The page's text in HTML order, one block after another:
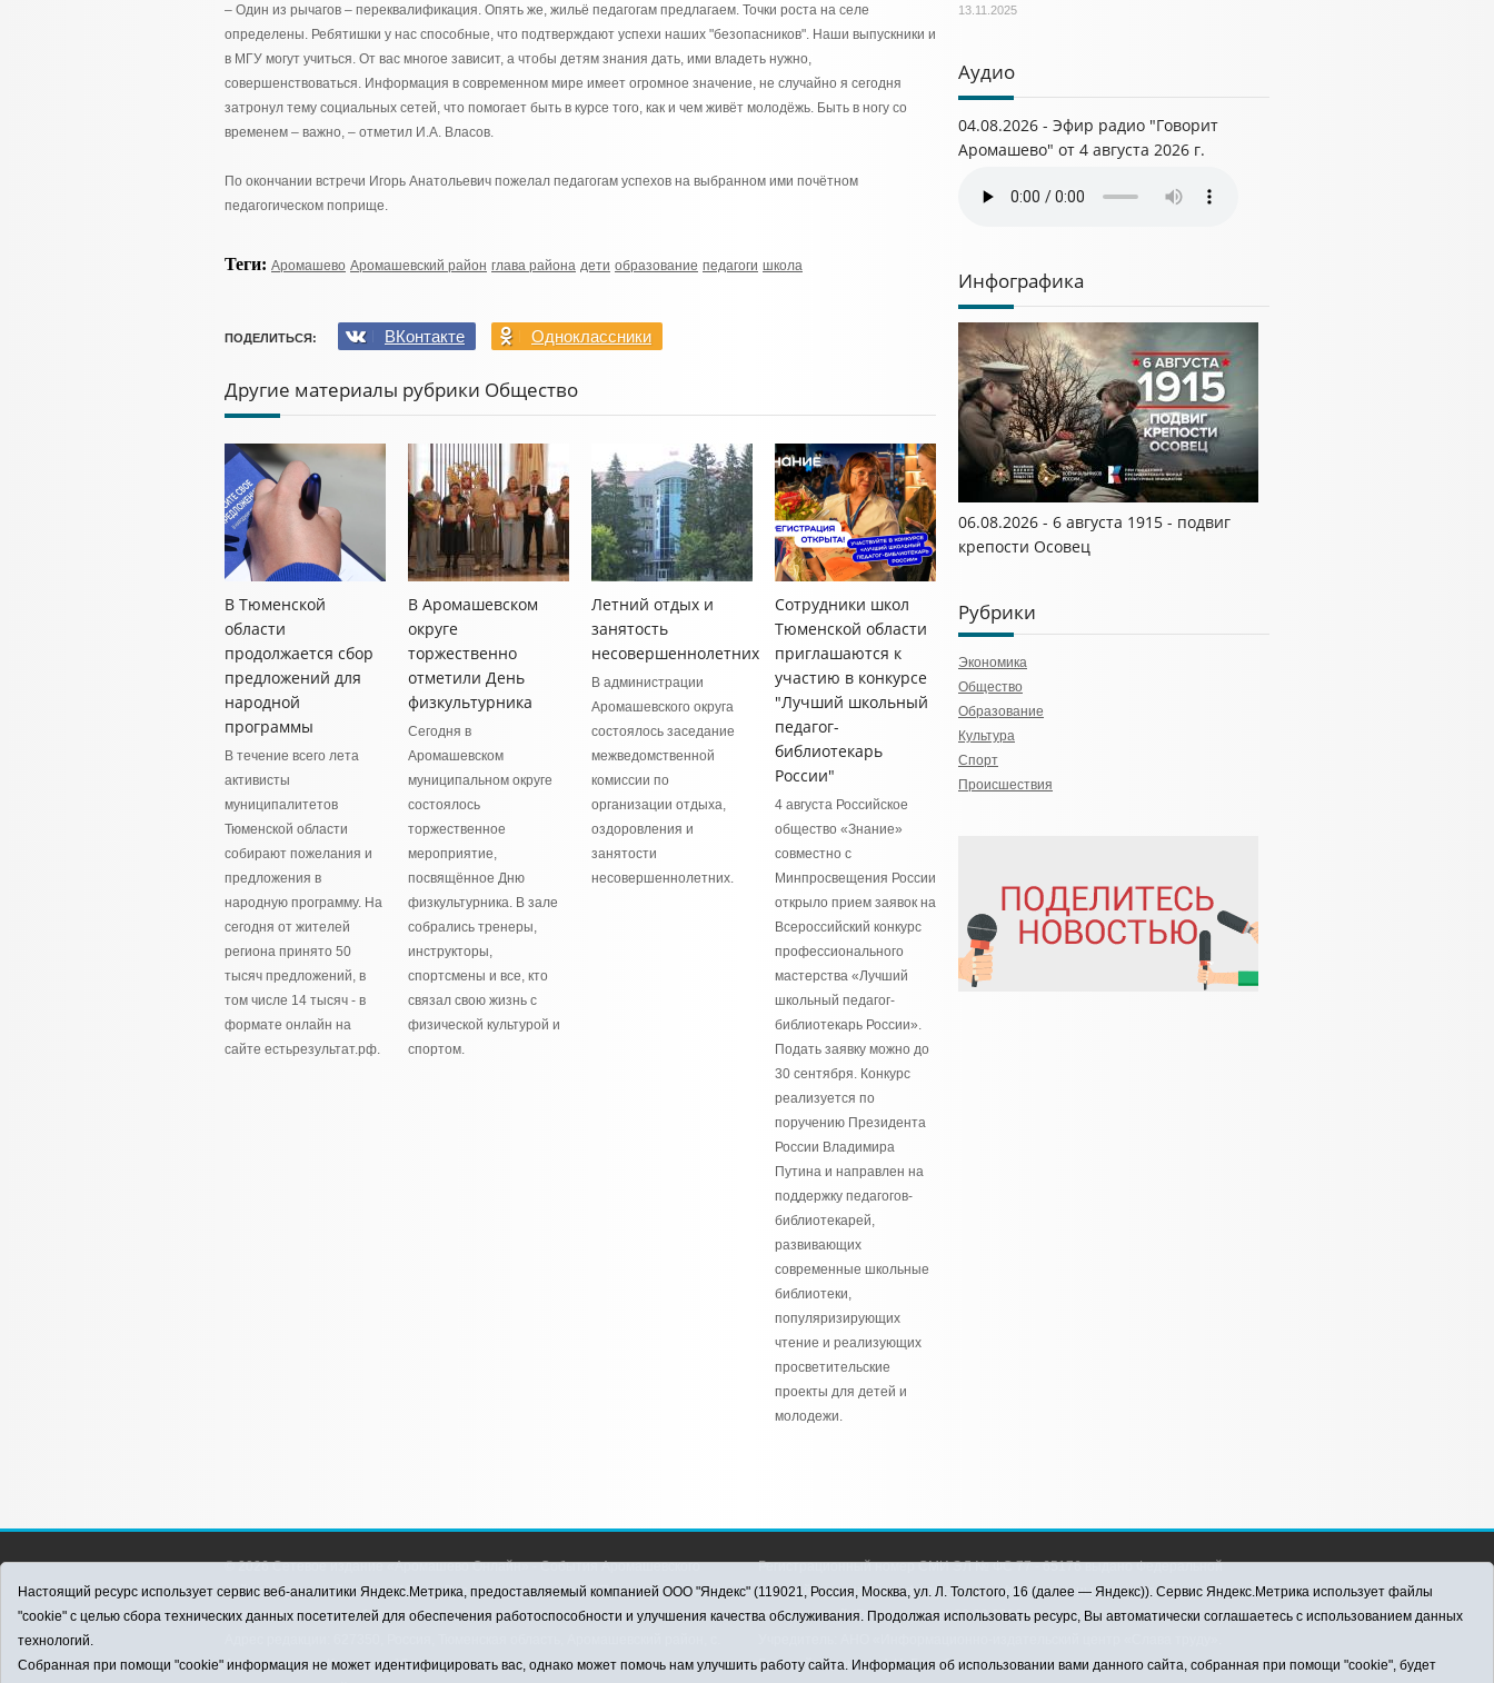
– Один из рычагов – переквалификация. Опять же, жильё педагогам предлагаем. Точки роста на селе
определены. Ребятишки у нас способные, что подтверждают успехи наших "безопасников". Наши выпускники и
в МГУ могут учиться. От вас многое зависит, а чтобы детям знания дать, ими владеть нужно,
совершенствоваться. Информация в современном мире имеет огромное значение, не случайно я сегодня
затронул тему социальных сетей, что помогает быть в курсе того, как и чем живёт молодёжь. Быть в ногу со
временем – важно, – отметил И.А. Власов.
По окончании встречи Игорь Анатольевич пожелал педагогам успехов на выбранном ими почётном
педагогическом поприще.
Теги: Аромашево Аромашевский район глава района дети образование педагоги школа
ПОДЕЛИТЬСЯ: ВКонтакте Одноклассники
Другие материалы рубрики Общество
В Тюменской
области
продолжается сбор
предложений для
народной
программы
В течение всего лета
активисты
муниципалитетов
Тюменской области
собирают пожелания и
предложения в
народную программу. На
сегодня от жителей
региона принято 50
тысяч предложений, в
том числе 14 тысяч - в
формате онлайн на
сайте естьрезультат.рф.
В Аромашевском
округе
торжественно
отметили День
физкультурника
Сегодня в
Аромашевском
муниципальном округе
состоялось
торжественное
мероприятие,
посвящённое Дню
физкультурника. В зале
собрались тренеры,
инструкторы,
спортсмены и все, кто
связал свою жизнь с
физической культурой и
спортом.
Летний отдых и
занятость
несовершеннолетних
В администрации
Аромашевского округа
состоялось заседание
межведомственной
комиссии по
организации отдыха,
оздоровления и
занятости
несовершеннолетних.
Сотрудники школ
Тюменской области
приглашаются к
участию в конкурсе
"Лучший школьный
педагог-
библиотекарь
России"
4 августа Российское
общество «Знание»
совместно с
Минпросвещения России
открыло прием заявок на
Всероссийский конкурс
профессионального
мастерства «Лучший
школьный педагог-
библиотекарь России».
Подать заявку можно до
30 сентября. Конкурс
реализуется по
поручению Президента
России Владимира
Путина и направлен на
поддержку педагогов-
библиотекарей,
развивающих
современные школьные
библиотеки,
популяризирующих
чтение и реализующих
просветительские
проекты для детей и
молодежи.
13.11.2025
Аудио
04.08.2026 - Эфир радио "Говорит
Аромашево" от 4 августа 2026 г.
Инфографика
06.08.2026 - 6 августа 1915 - подвиг
крепости Осовец
Рубрики
Экономика
Общество
Образование
Культура
Спорт
Происшествия
© 2026 Сетевое издание «Аромашево Онлайн» - События Аромашевского
района. Для детей старше 16 лет. Все права защищены © При использовании
материалов ссылка обязательна.
Аромашево, ул. Кирова, д. 13.
Регистрационный номер СМИ ЭЛ № ФС 77 - 65176 выдано Федеральной
службой по надзору в сфере связи, информационных технологий и массовых
коммуникаций (Роскомнадзор) 28.03.2016 г.
Главный редактор: А.Н. Барабанщиков
Настоящий ресурс использует сервис веб-аналитики Яндекс.Метрика, предоставляемый компанией ООО "Яндекс" (119021, Россия, Москва, ул. Л. Толстого, 16 (далее — Яндекс)). Сервис Яндекс.Метрика использует файлы
"cookie" с целью сбора технических данных посетителей для обеспечения работоспособности и улучшения качества обслуживания. Продолжая использовать ресурс, Вы автоматически соглашаетесь с использованием данных
технологий.
Собранная при помощи "cookie" информация не может идентифицировать вас, однако может помочь нам улучшить работу сайта. Информация об использовании вами данного сайта, собранная при помощи "cookie", будет